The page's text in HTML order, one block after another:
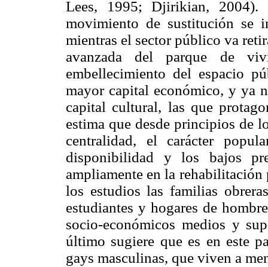
Lees, 1995; Djirikian,
movimiento de sustitución se
mientras el sector público va
avanzada del parque de
embellecimiento del espacio
mayor capital económico, y ya
capital cultural, las que
estima que desde principios de
centralidad, el carácter
disponibilidad y los bajos
ampliamente en la
los estudios las familias
estudiantes y hogares de
socio-económicos medios y
último sugiere que es en este
gays masculinas, que viven a